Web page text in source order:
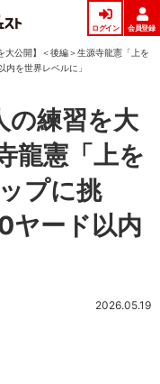
ログイン 会員登録
大公開】＜後編＞生源寺龍憲「上を
を世界レベルに」
の練習を大
龍憲「上を
プに挑
ヤード以内
2026.05.19